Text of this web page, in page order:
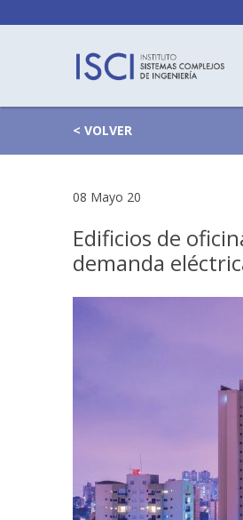
< VOLVER
08 Mayo 20
Edificios de
demanda